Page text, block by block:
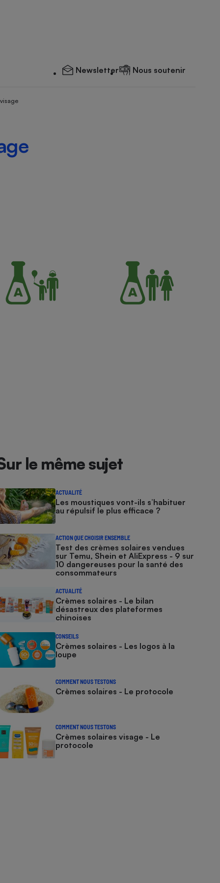
Newsletter Nous soutenir
le même sujet
ACTUALITÉ
Les moustiques vont-ils s’habituer
au répulsif le plus efficace ?
ACTION QUE CHOISIR ENSEMBLE
Test des crèmes solaires vendues
sur Temu, Shein et AliExpress - 9 sur
10 dangereuses pour la santé des
consommateurs
ACTUALITÉ
Crèmes solaires - Le bilan
désastreux des plateformes
chinoises
CONSEILS
Crèmes solaires - Les logos à la
loupe
COMMENT NOUS TESTONS
Crèmes solaires - Le protocole
COMMENT NOUS TESTONS
Crèmes solaires visage - Le
protocole